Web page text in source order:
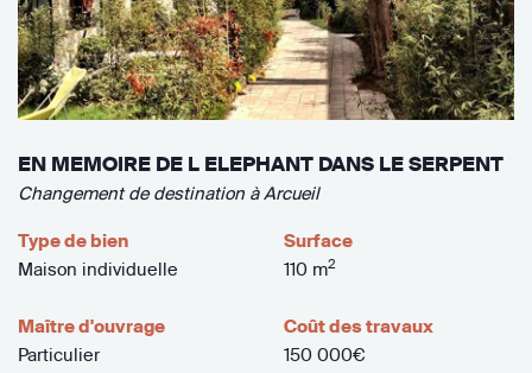
EN MEMOIRE DE L ELEPHANT DANS LE SERPENT
Changement de destination à Arcueil
Type de bien
Maison individuelle
Surface
110 m2
Maître d'ouvrage
Particulier
Coût des travaux
150 000€